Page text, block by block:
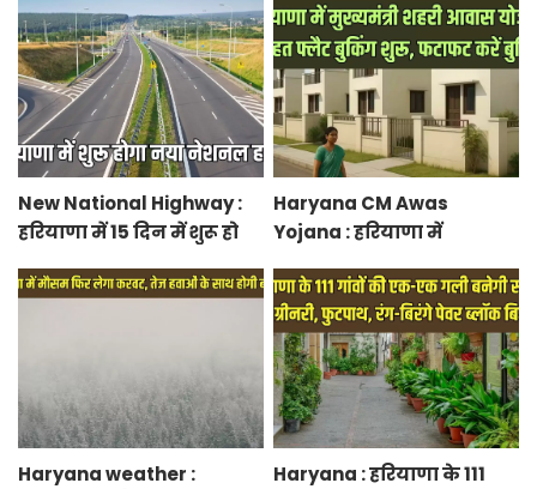
से एमओयू करेगी सरकार
रुट में किया बदलाव
New National Highway :
हरियाणा में 15 दिन में शुरू हो
केएमपी से होगी सीधी
Haryana CM Awas
Yojana : हरियाणा में
के तहत फ्लैट बुकिंग शुरू,
फटाफट करें बुकिंग
Haryana weather :
Haryana : हरियाणा के 111